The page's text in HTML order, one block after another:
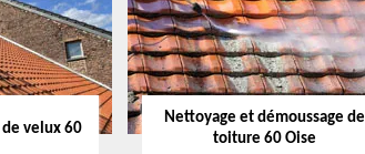
velux 60
Nettoyage et démoussage de
toiture 60 Oise